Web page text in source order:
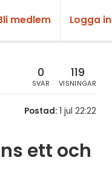
medlem Logga in
0
SVAR
119
VISNINGAR
Postad: 1 jul 22:22
ett och
& Bygg